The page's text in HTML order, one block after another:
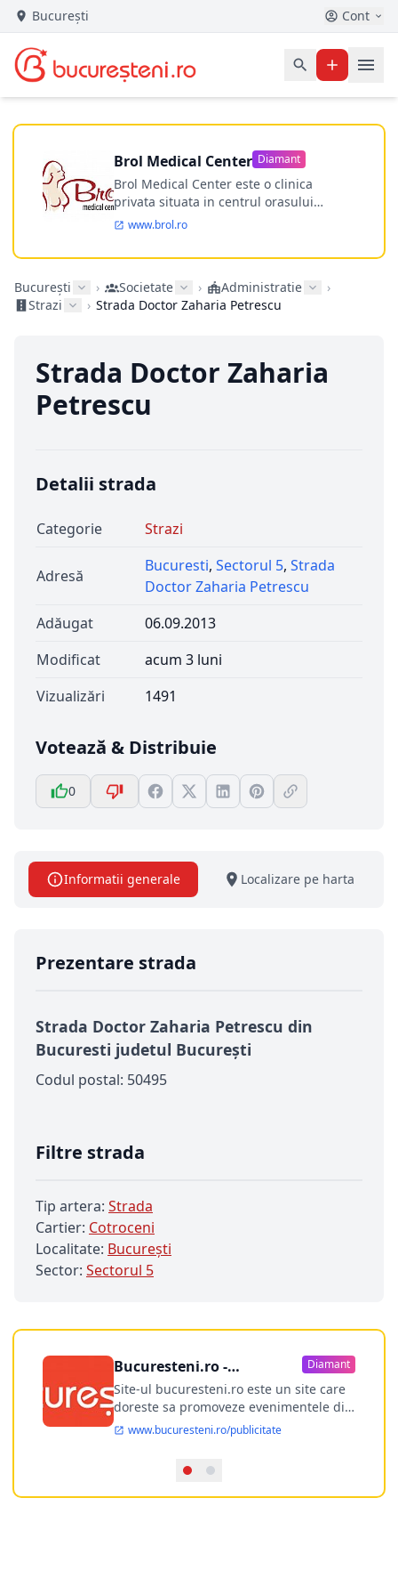
București Cont
Brol Medical Center Diamant
Brol Medical Center este o clinica
privata situata in centrul orasului
Timisoara avand o experienta de
Incepand din anul 2009 clinica isi
ultramodern.
www.brol.ro
București › Societate › Administratie
›
Strazi
› Strada Doctor Zaharia Petrescu
Strada Doctor Zaharia
Petrescu
Detalii strada
Categorie Strazi
Adresă
Bucuresti, Sectorul 5, Strada
Doctor Zaharia Petrescu
Adăugat
06.09.2013
Modificat
acum 3 luni
Vizualizări
1491
Votează & Distribuie
0
Informatii generale Localizare pe harta
Prezentare strada
Strada Doctor Zaharia Petrescu din
Bucuresti judetul București
Codul postal: 50495
Filtre strada
Tip artera: Strada
Cartier: Cotroceni
Localitate: Bucureşti
Sector: Sectorul 5
Bucuresteni.ro -
publicitate online
Diamant
Site-ul bucuresteni.ro este un site care
doreste sa promoveze evenimentele din
Bucuresti si nu numai, sa puna la
Bucuresti-ului, si in acelasi timp sa
ofere posibilitatea firmel...
www.bucuresteni.ro/publicitate